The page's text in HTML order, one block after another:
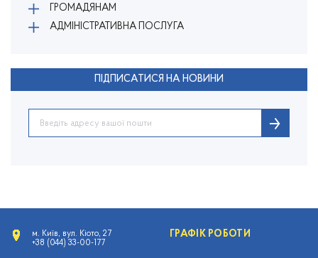
ГРОМАДЯНАМ
АДМІНІСТРАТИВНА ПОСЛУГА
ПІДПИСАТИСЯ НА НОВИНИ
м. Київ, вул. Кіото, 27
+38 (044) 33-00-177
ГРАФІК РОБОТИ